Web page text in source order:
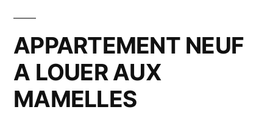
APPARTEMENT NEUF
A LOUER AUX
MAMELLES